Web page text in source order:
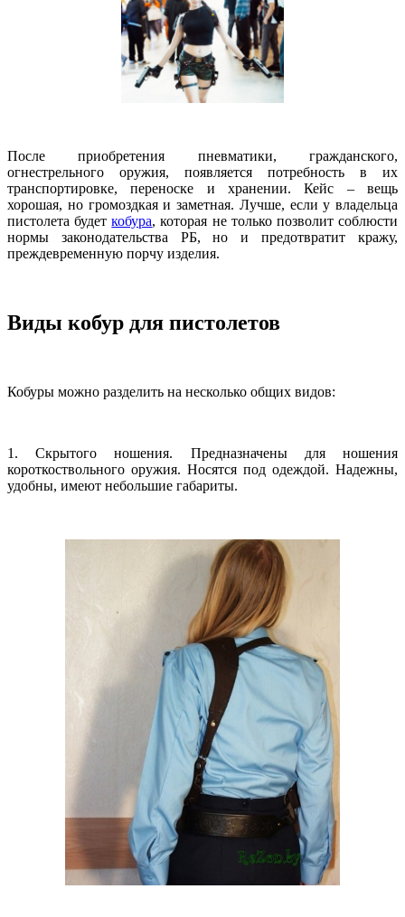
После приобретения пневматики, гражданского,
огнестрельного оружия, появляется потребность в их
транспортировке, переноске и хранении. Кейс – вещь
хорошая, но громоздкая и заметная. Лучше, если у владельца
пистолета будеткобура, которая не только позволит соблюсти
нормы законодательства РБ, но и предотвратит кражу,
преждевременную порчу изделия.
Виды кобур для пистолетов
Кобуры можно разделить на несколько общих видов:
1. Cкрытого ношения. Предназначены для ношения
короткоствольного оружия. Носятся под одеждой. Надежны,
удобны, имеют небольшие габариты.